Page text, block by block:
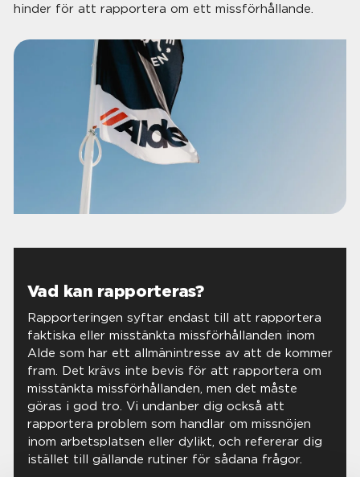
hinder för att rapportera om ett missförhållande.
Vad kan rapporteras?
Rapporteringen syftar endast till att rapportera
faktiska eller misstänkta missförhållanden inom
Alde som har ett allmänintresse av att de kommer
fram. Det krävs inte bevis för att rapportera om
misstänkta missförhållanden, men det måste
göras i god tro. Vi undanber dig också att
rapportera problem som handlar om missnöjen
inom arbetsplatsen eller dylikt, och refererar dig
istället till gällande rutiner för sådana frågor.